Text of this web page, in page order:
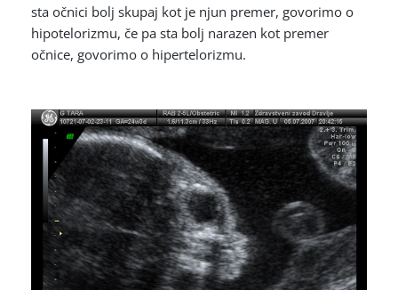
sta očnici bolj skupaj kot je njun premer, govorimo o
hipotelorizmu, če pa sta bolj narazen kot premer
očnice, govorimo o hipertelorizmu.